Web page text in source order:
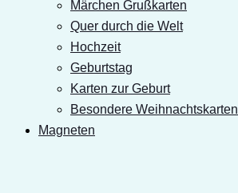
Märchen Grußkarten
Quer durch die Welt
Hochzeit
Geburtstag
Karten zur Geburt
Besondere Weihnachtskarten
Magneten